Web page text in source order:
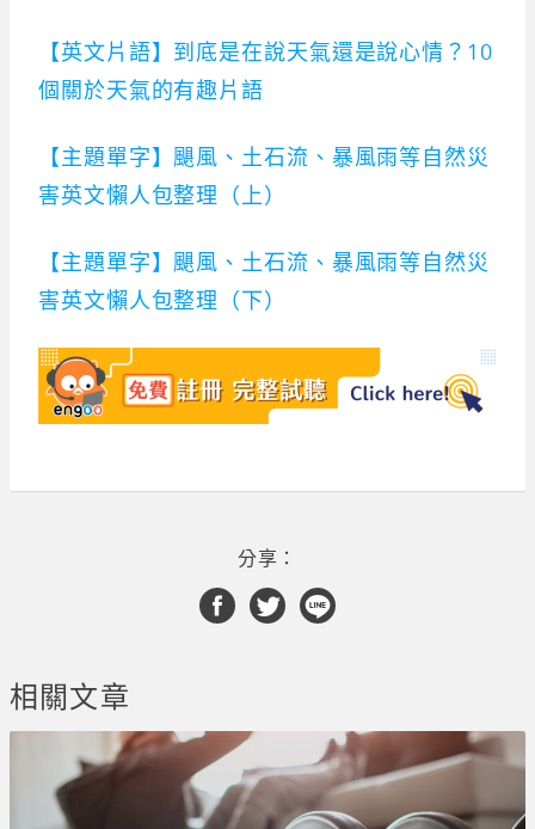
【英文片語】到底是在說天氣還是說心情？10
個關於天氣的有趣片語
【主題單字】颶風、土石流、暴風雨等自然災
害英文懶人包整理（上）
【主題單字】颶風、土石流、暴風雨等自然災
害英文懶人包整理（下）
分享：
相關文章